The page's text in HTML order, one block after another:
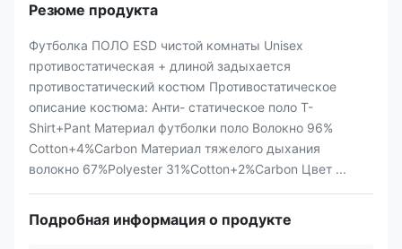
Резюме продукта
Футболка ПОЛО ESD чистой комнаты Unisex
противостатическая + длиной задыхается
противостатический костюм Противостатическое
описание костюма: Анти- статическое поло T-
Shirt+Pant Материал футболки поло Волокно 96%
Cotton+4%Carbon Материал тяжелого дыхания
волокно 67%Polyester 31%Cotton+2%Carbon Цвет ...
Подробная информация о продукте